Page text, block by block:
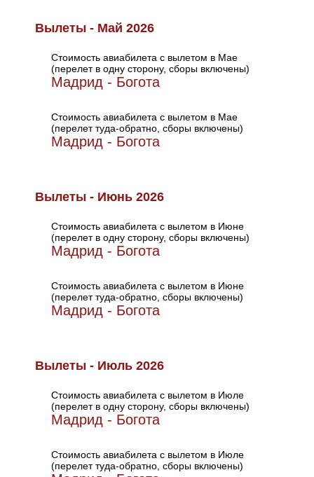
Вылеты - Май 2026
Стоимость авиабилета с вылетом в Мае
(перелет в одну сторону, сборы включены)
Мадрид - Богота
Стоимость авиабилета с вылетом в Мае
(перелет туда-обратно, сборы включены)
Мадрид - Богота
Вылеты - Июнь 2026
Стоимость авиабилета с вылетом в Июне
(перелет в одну сторону, сборы включены)
Мадрид - Богота
Стоимость авиабилета с вылетом в Июне
(перелет туда-обратно, сборы включены)
Мадрид - Богота
Вылеты - Июль 2026
Стоимость авиабилета с вылетом в Июле
(перелет в одну сторону, сборы включены)
Мадрид - Богота
Стоимость авиабилета с вылетом в Июле
(перелет туда-обратно, сборы включены)